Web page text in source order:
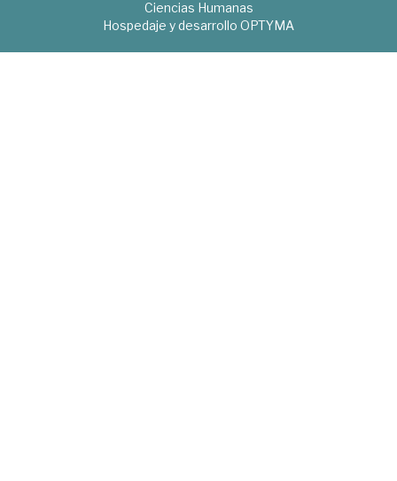
Ciencias Humanas
Hospedaje y desarrollo OPTYMA